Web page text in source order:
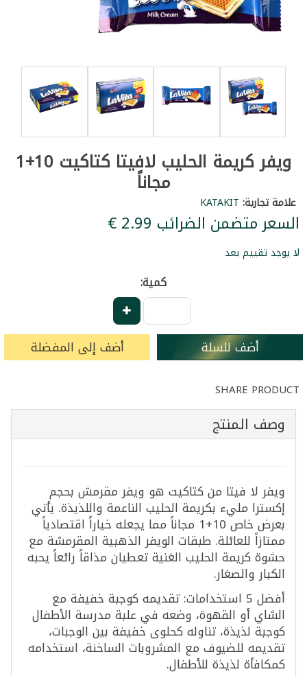
ويفر كريمة الحليب لافيتا كتاكيت 10+1
مجاناً
علامة تجارية: KATAKIT
السعر متضمن الضرائب ‏2.99 €
لا يوجد تقييم بعد
كمية:
أضف للسلة أضف إلى المفضلة
SHARE PRODUCT
وصف المنتج
ويفر لا فيتا من كتاكيت هو ويفر مقرمش بحجم
إكسترا مليء بكريمة الحليب الناعمة واللذيذة. يأتي
بعرض خاص 10+1 مجاناً مما يجعله خياراً اقتصادياً
ممتازاً للعائلة. طبقات الويفر الذهبية المقرمشة مع
حشوة كريمة الحليب الغنية تعطيان مذاقاً رائعاً يحبه
الكبار والصغار.
أفضل 5 استخدامات: تقديمه كوجبة خفيفة مع
الشاي أو القهوة، وضعه في علبة مدرسة الأطفال
كوجبة لذيذة، تناوله كحلوى خفيفة بين الوجبات،
تقديمه للضيوف مع المشروبات الساخنة، استخدامه
كمكافأة لذيذة للأطفال.